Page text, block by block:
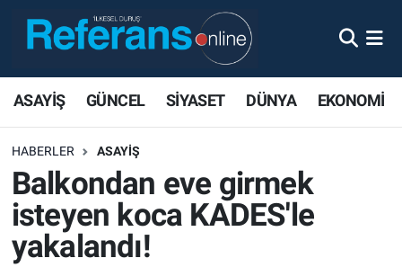
ASAYİŞ GÜNCEL SİYASET DÜNYA EKONOMİ
HABERLER ASAYİŞ
Balkondan eve girmek
isteyen koca KADES'le
yakalandı!